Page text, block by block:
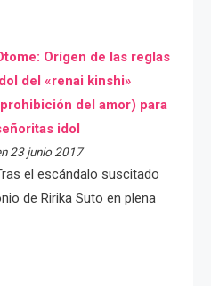
Orígen de las reglas
del «renai kinshi»
del amor) para
idol
23 junio 2017
el escándalo suscitado
de Ririka Suto en plena